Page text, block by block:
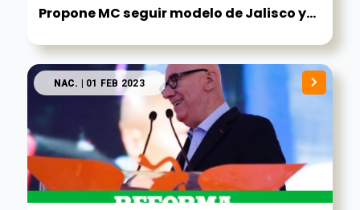
Propone MC seguir modelo de Jalisco y...
NAC. | 01 FEB 2023